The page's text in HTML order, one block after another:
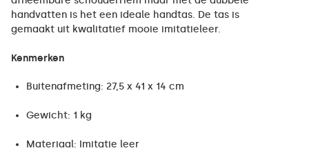
handvatten is het een ideale handtas. De tas is
gemaakt uit kwalitatief mooie imitatieleer.
Kenmerken
Buitenafmeting: 27,5 x 41 x 14 cm
Gewicht: 1 kg
Materiaal: Imitatie leer